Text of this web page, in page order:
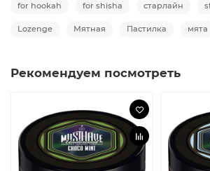
for hookah for shisha старлайн
Lozenge Мятная Пастилка мята
Рекомендуем посмотреть